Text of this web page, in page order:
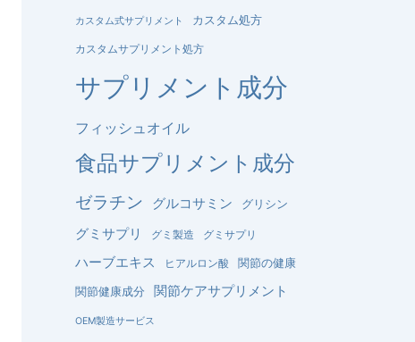
カスタム式サプリメント カスタム処方
カスタムサプリメント処方
サプリメント成分
フィッシュオイル
食品サプリメント成分
ゼラチン グルコサミン グリシン
グミサプリ グミ製造 グミサプリ
ハーブエキス ヒアルロン酸
関節の健康
関節健康成分
関節ケアサプリメント
OEM製造サービス